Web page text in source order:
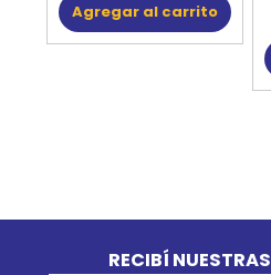
Agregar al carrito
RECIBÍ